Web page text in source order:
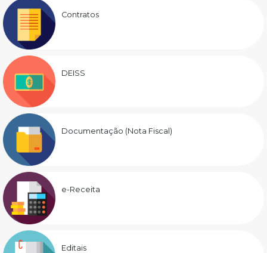
Contratos
DEISS
Documentação (Nota Fiscal)
e-Receita
Editais